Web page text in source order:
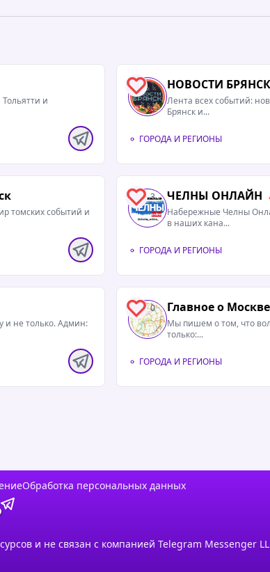
1 НОВОСТИ
Лента всех событий:
Брянск и...
ГОРОДА И РЕГИОНЫ
томских событий и
3 ЧЕЛНЫ ОНЛАЙН
Набережные Челны
в наших кана...
ГОРОДА И РЕГИОНЫ
и не только. Админ:
0 Главное о
Мы пишем о том, что
только:...
ГОРОДА И РЕГИОНЫ
Обработка персональных данных
и не связан с компанией Telegram Messenger